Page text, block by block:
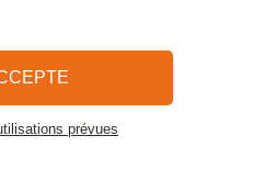
de Confidentialité
Plan du site
prévues